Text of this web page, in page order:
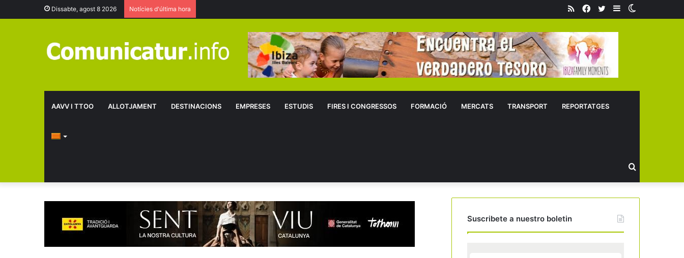
Dissabte, agost 8 2026 Notícies d'última hora Sidebar
Twitter
Facebook
RSS
AAVV I TTOO ALLOTJAMENT DESTINACIONS EMPRESES ESTUDIS FIRES I CONGRESSOS FORMACIÓ MERCATS TRANSPORT REPORTATGES
Buscar
Suscribete a nuestro boletin